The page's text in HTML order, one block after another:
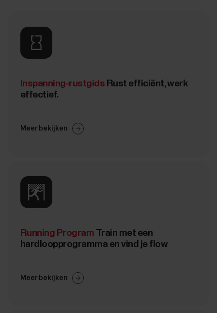
Inspanning-rustgids Rust efficiënt, werk
effectief.
Meer bekijken
Running Program Train met een
hardloopprogramma en vind je flow
Meer bekijken